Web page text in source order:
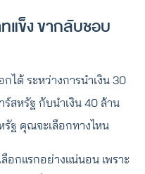
แข็ง ขากลับชอบ
ได้ ระหว่างการนำเงิน 30
ร์สหรัฐ กับนำเงิน 40 ล้าน
รัฐ คุณจะเลือกทางไหน
อกแรกอย่างแน่นอน เพราะ